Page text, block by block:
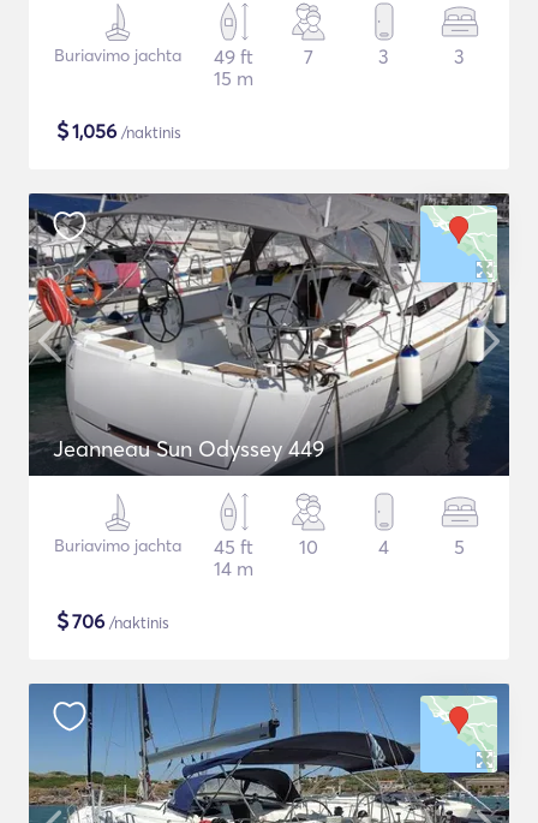
Buriavimo jachta
49 ft
15 m
7 3 3
$1,056 /naktinis
Jeanneau Sun Odyssey 449
Buriavimo jachta
45 ft
14 m
10 4 5
$706 /naktinis